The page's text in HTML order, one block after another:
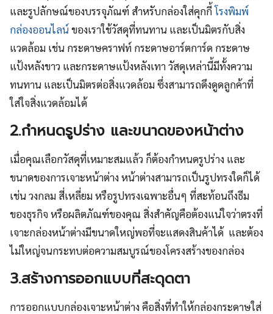
และรูปลักษณ์ของบรรจุภัณฑ์ สำหรับกล่องใส่คุกกี้โรงพิมพ์
กล่องออนไลน์ของเราใช้วัสดุที่ทนทาน และเป็นมิตรกับสิ่ง
แวดล้อม เช่น กระดาษคราฟท์ กระดาษอาร์ตการ์ด กระดาษ
แป้งหลังขาว และกระดาษแป้งหลังเทา วัสดุเหล่านี้มีทั้งความ
ทนทาน และเป็นมิตรต่อสิ่งแวดล้อม ซึ่งสามารถดึงดูดลูกค้าที่
ใส่ใจสิ่งแวดล้อมได้
2.กำหนดรูปร่าง และขนาดของหน้าต่าง
เมื่อคุณเลือกวัสดุที่เหมาะสมแล้ว ก็ต้องกำหนดรูปร่าง และ
ขนาดของการเจาะหน้าต่าง หน้าต่างสามารถเป็นรูปทรงใดก็ได้
เช่น วงกลม สี่เหลี่ยม หรือรูปทรงเฉพาะอื่นๆ ที่สะท้อนถึงธีม
ของธุรกิจ หรือผลิตภัณฑ์ของคุณ สิ่งสำคัญคือต้องแน่ใจว่าตรงที่
เจาะกล่องหน้าต่างมีขนาดใหญ่พอที่จะแสดงสินค้าได้ และต้อง
ไม่ใหญ่จนกระทบต่อความสมบูรณ์ของโครงสร้างของกล่อง
3.สร้างการออกแบบที่สะดุดตา
การออกแบบกล่องเจาะหน้าต่าง คือสิ่งที่ทำให้กล่องกระดาษใส่